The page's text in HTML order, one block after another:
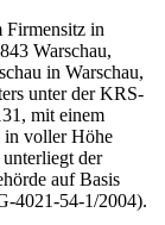
in
Warschau,
in Warschau,
unter der KRS-
mit einem
in voller Höhe
der
auf Basis
4021-54-1/2004).